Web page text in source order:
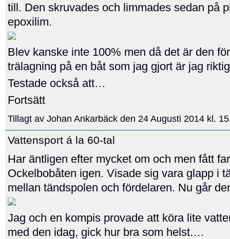
till. Den skruvades och limmades sedan på
epoxilim.
Blev kanske inte 100% men då det är den
trälagning på en båt som jag gjort är jag
Testade också att…
Fortsätt
Tillagt av Johan Ankarbäck den 24 Augusti 2014 kl.
Vattensport á la 60-tal
Har äntligen efter mycket om och men fått
Ockelbobåten igen. Visade sig vara glapp i
mellan tändspolen och fördelaren. Nu går
Jag och en kompis provade att köra lite
med den idag, gick hur bra som helst.…